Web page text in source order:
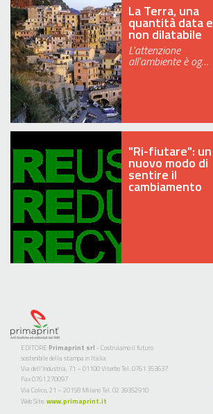
La Terra, una
quantità data e
non dilatabile
L'attenzione
all'ambiente è og…
"Ri-fiutare": un
nuovo modo di
sentire il
cambiamento
EDITORE Primaprint srl - Costruiamo il futuro
sostenibile della stampa in Italia
Via dell’Industria, 71 – 01100 Viterbo Tel. 0761 353637
Fax 0761 270097
Via Colico, 21 – 20158 Milano Tel. 02 39352910
Web Site: www.primaprint.it